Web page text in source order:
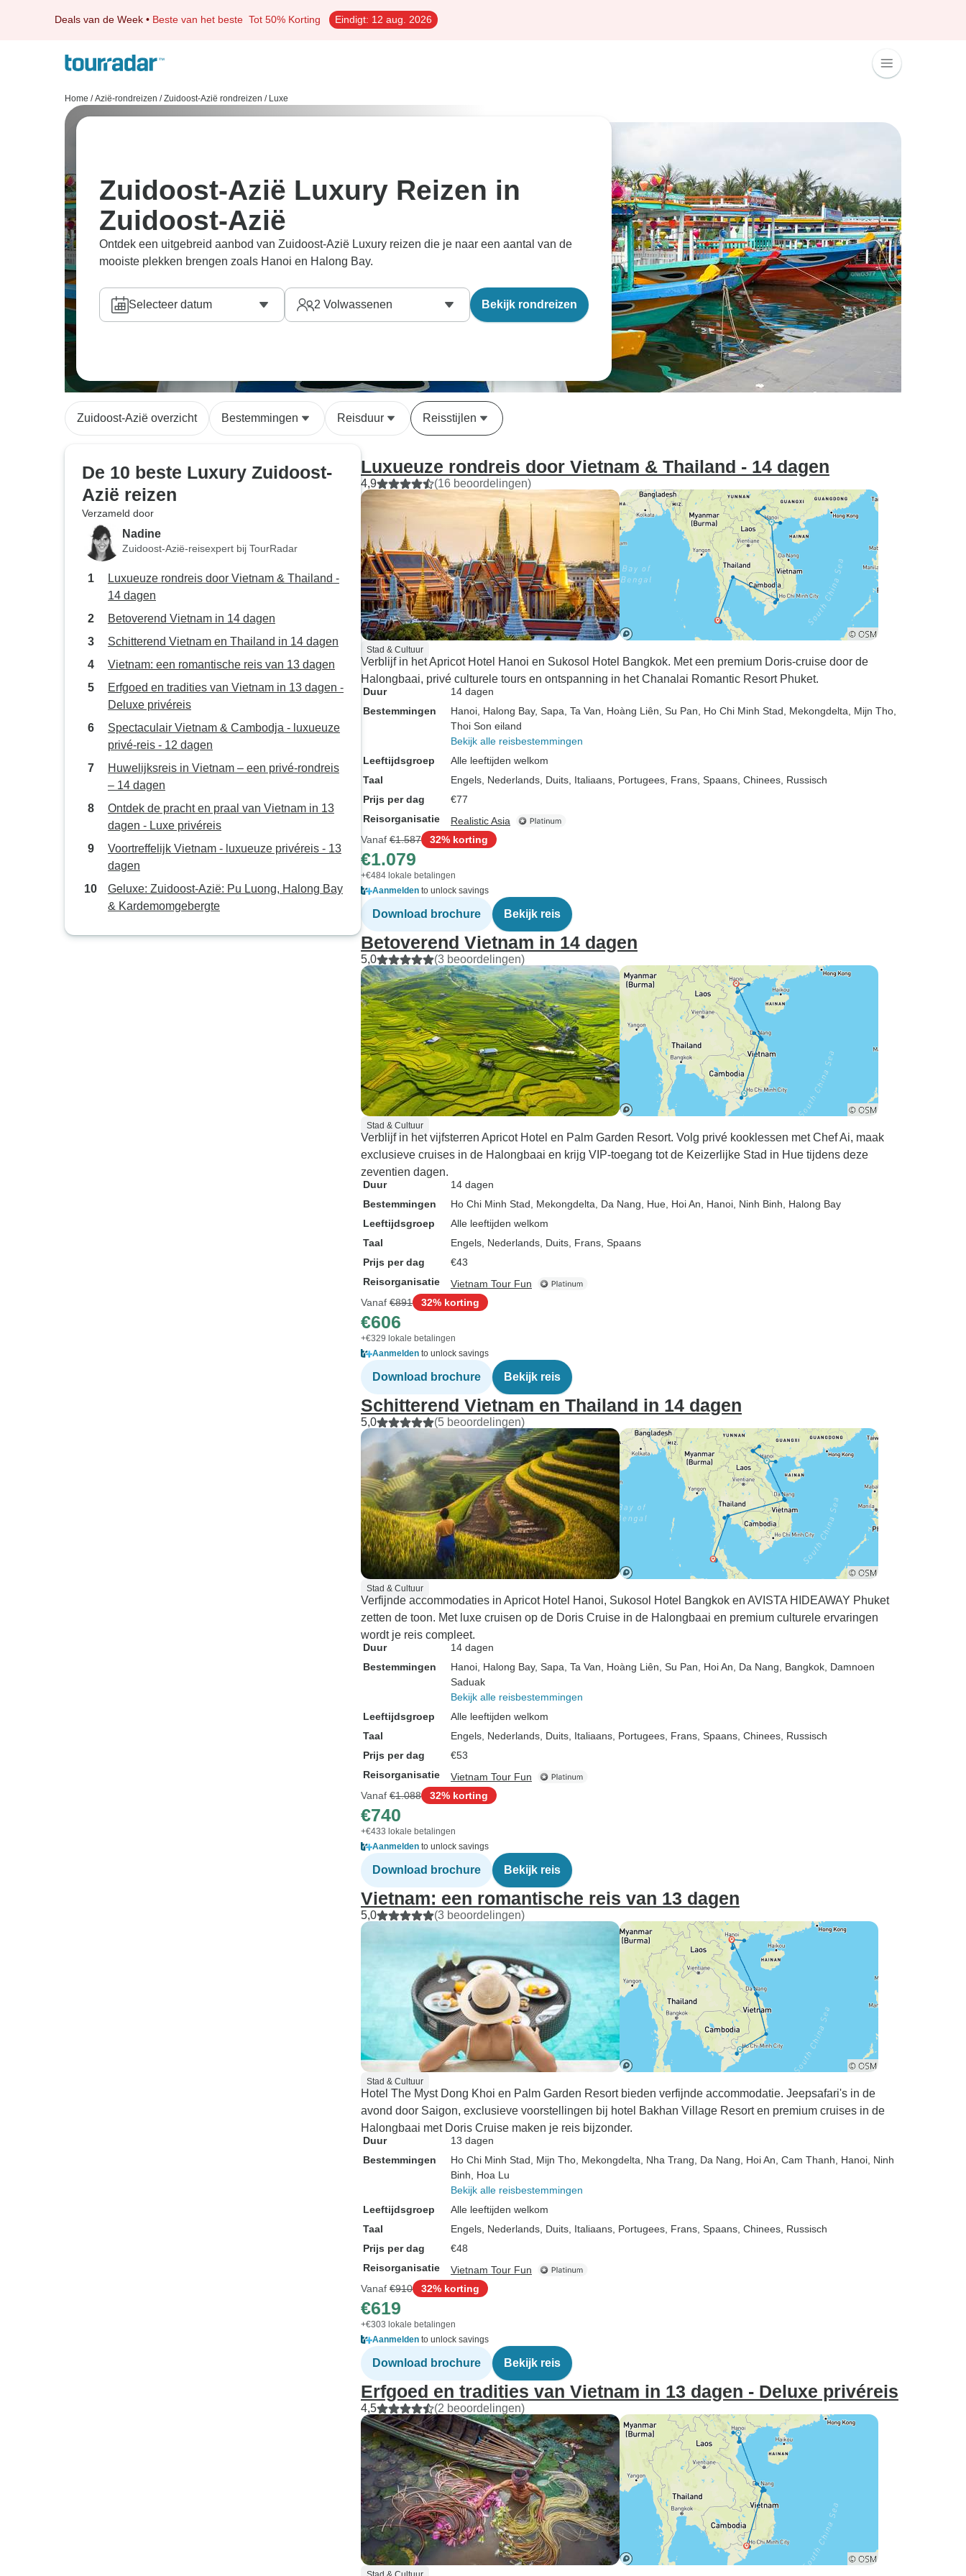
Deals van de Week • Beste van het beste Tot 50% Korting Eindigt: 12 aug. 2026
Home / Azië-rondreizen / Zuidoost-Azië rondreizen / Luxe
Zuidoost-Azië Luxury Reizen in
Zuidoost-Azië
Ontdek een uitgebreid aanbod van Zuidoost-Azië Luxury reizen die je naar een aantal van de
mooiste plekken brengen zoals Hanoi en Halong Bay.
Selecteer datum 2 Volwassenen Bekijk rondreizen
Zuidoost-Azië overzicht Bestemmingen Reisduur Reisstijlen
De 10 beste Luxury Zuidoost-
Azië reizen
Verzameld door
Nadine
Zuidoost-Azië-reisexpert bij TourRadar
Luxueuze rondreis door Vietnam & Thailand -
14 dagen
Betoverend Vietnam in 14 dagen
Schitterend Vietnam en Thailand in 14 dagen
Vietnam: een romantische reis van 13 dagen
Erfgoed en tradities van Vietnam in 13 dagen -
Deluxe privéreis
Spectaculair Vietnam & Cambodja - luxueuze
privé-reis - 12 dagen
Huwelijksreis in Vietnam – een privé-rondreis
– 14 dagen
Ontdek de pracht en praal van Vietnam in 13
dagen - Luxe privéreis
Voortreffelijk Vietnam - luxueuze privéreis - 13
dagen
Geluxe: Zuidoost-Azië: Pu Luong, Halong Bay
& Kardemomgebergte
Luxueuze rondreis door Vietnam & Thailand - 14 dagen
4,9 (16 beoordelingen)
Stad & Cultuur
Verblijf in het Apricot Hotel Hanoi en Sukosol Hotel Bangkok. Met een premium Doris-cruise door de
Halongbaai, privé culturele tours en ontspanning in het Chanalai Romantic Resort Phuket.
Duur
14 dagen
Bestemmingen
Hanoi , Halong Bay, Sapa , Ta Van , Hoàng Liên , Su Pan , Ho Chi Minh Stad , Mekongdelta , Mijn Tho
Thoi Son eiland
Bekijk alle reisbestemmingen
Leeftijdsgroep
Alle leeftijden welkom
Taal
Engels, Nederlands, Duits, Italiaans, Portugees, Frans, Spaans, Chinees, Russisch
Prijs per dag
€77
Reisorganisatie
Realistic Asia
Vanaf €1.587 32% korting
€1.079
+€484 lokale betalingen
Aanmelden to unlock savings
Download brochure Bekijk reis
Betoverend Vietnam in 14 dagen
5,0 (3 beoordelingen)
Stad & Cultuur
Verblijf in het vijfsterren Apricot Hotel en Palm Garden Resort. Volg privé kooklessen met Chef Ai, maak
exclusieve cruises in de Halongbaai en krijg VIP-toegang tot de Keizerlijke Stad in Hue tijdens deze
zeventien dagen.
Duur
14 dagen
Bestemmingen
Ho Chi Minh Stad , Mekongdelta , Da Nang , Hue , Hoi An , Hanoi , Ninh Binh , Halong Bay
Leeftijdsgroep
Alle leeftijden welkom
Taal
Engels, Nederlands, Duits, Frans, Spaans
Prijs per dag
€43
Reisorganisatie
Vietnam Tour Fun
Vanaf €891 32% korting
€606
+€329 lokale betalingen
Aanmelden to unlock savings
Download brochure Bekijk reis
Schitterend Vietnam en Thailand in 14 dagen
5,0 (5 beoordelingen)
Stad & Cultuur
Verfijnde accommodaties in Apricot Hotel Hanoi, Sukosol Hotel Bangkok en AVISTA HIDEAWAY Phuket
zetten de toon. Met luxe cruisen op de Doris Cruise in de Halongbaai en premium culturele ervaringen
wordt je reis compleet.
Duur
14 dagen
Bestemmingen
Hanoi , Halong Bay, Sapa , Ta Van , Hoàng Liên , Su Pan , Hoi An , Da Nang , Bangkok , Damnoen
Saduak
Bekijk alle reisbestemmingen
Leeftijdsgroep
Alle leeftijden welkom
Taal
Engels, Nederlands, Duits, Italiaans, Portugees, Frans, Spaans, Chinees, Russisch
Prijs per dag
€53
Reisorganisatie
Vietnam Tour Fun
Vanaf €1.088 32% korting
€740
+€433 lokale betalingen
Aanmelden to unlock savings
Download brochure Bekijk reis
Vietnam: een romantische reis van 13 dagen
5,0 (3 beoordelingen)
Stad & Cultuur
Hotel The Myst Dong Khoi en Palm Garden Resort bieden verfijnde accommodatie. Jeepsafari's in de
avond door Saigon, exclusieve voorstellingen bij hotel Bakhan Village Resort en premium cruises in de
Halongbaai met Doris Cruise maken je reis bijzonder.
Duur
13 dagen
Bestemmingen
Ho Chi Minh Stad , Mijn Tho , Mekongdelta , Nha Trang , Da Nang , Hoi An , Cam Thanh , Hanoi , Ninh
Binh , Hoa Lu
Bekijk alle reisbestemmingen
Leeftijdsgroep
Alle leeftijden welkom
Taal
Engels, Nederlands, Duits, Italiaans, Portugees, Frans, Spaans, Chinees, Russisch
Prijs per dag
€48
Reisorganisatie
Vietnam Tour Fun
Vanaf €910 32% korting
€619
+€303 lokale betalingen
Aanmelden to unlock savings
Download brochure Bekijk reis
Erfgoed en tradities van Vietnam in 13 dagen - Deluxe privéreis
4,5 (2 beoordelingen)